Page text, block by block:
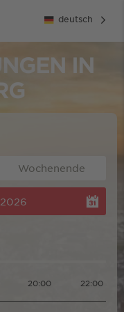
deutsch
IN
Wochenende
20:00 22:00